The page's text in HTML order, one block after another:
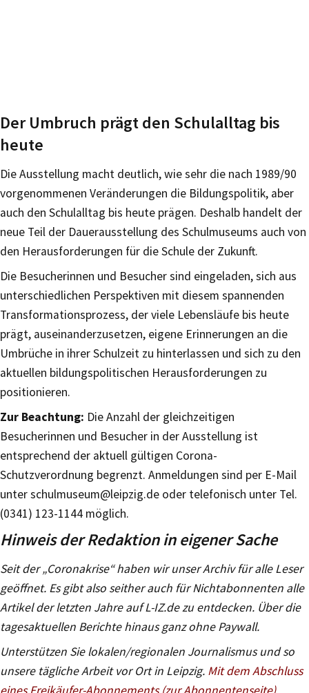
Der Umbruch prägt den Schulalltag bis
heute
Die Ausstellung macht deutlich, wie sehr die nach 1989/90
vorgenommenen Veränderungen die Bildungspolitik, aber
auch den Schulalltag bis heute prägen. Deshalb handelt der
neue Teil der Dauerausstellung des Schulmuseums auch von
den Herausforderungen für die Schule der Zukunft.
Die Besucherinnen und Besucher sind eingeladen, sich aus
unterschiedlichen Perspektiven mit diesem spannenden
Transformationsprozess, der viele Lebensläufe bis heute
prägt, auseinanderzusetzen, eigene Erinnerungen an die
Umbrüche in ihrer Schulzeit zu hinterlassen und sich zu den
aktuellen bildungspolitischen Herausforderungen zu
positionieren.
Zur Beachtung: Die Anzahl der gleichzeitigen
Besucherinnen und Besucher in der Ausstellung ist
entsprechend der aktuell gültigen Corona-
Schutzverordnung begrenzt. Anmeldungen sind per E-Mail
unter schulmuseum@leipzig.de oder telefonisch unter Tel.
(0341) 123-1144 möglich.
Hinweis der Redaktion in eigener Sache
Seit der „Coronakrise“ haben wir unser Archiv für alle Leser
geöffnet. Es gibt also seither auch für Nichtabonnenten alle
Artikel der letzten Jahre auf L-IZ.de zu entdecken. Über die
tagesaktuellen Berichte hinaus ganz ohne Paywall.
Unterstützen Sie lokalen/regionalen Journalismus und so
unsere tägliche Arbeit vor Ort in Leipzig. Mit dem Abschluss
eines Freikäufer-Abonnements (zur Abonnentenseite)